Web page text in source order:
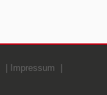
Impressum